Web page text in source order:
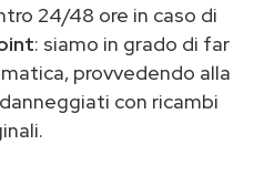
24/48 ore in caso di
: siamo in grado di far
provvedendo alla
con ricambi